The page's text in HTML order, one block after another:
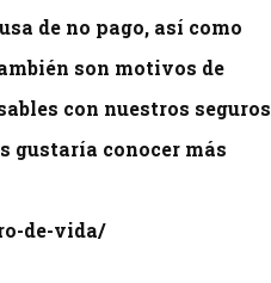
de no pago, así como
son motivos de
con nuestros seguros
gustaría conocer más
de-vida/